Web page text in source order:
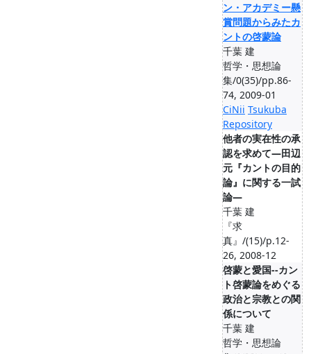
ン・アカデミー懸
賞問題からみたカ
ントの啓蒙論
千葉 建
哲学・思想論
集/0(35)/pp.86-
74, 2009-01
CiNii Tsukuba
Repository
他者の実在性の承
認を求めて―田辺
元『カントの目的
論』に関する一試
論―
千葉 建
『求
真』/(15)/p.12-
26, 2008-12
啓蒙と愛国--カン
ト啓蒙論をめぐる
政治と宗教との関
係について
千葉 建
哲学・思想論